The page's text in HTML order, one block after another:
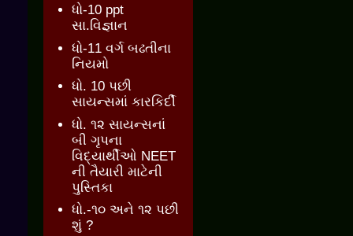
ધો-10 ppt
સા.વિજ્ઞાન
ધો-11 વર્ગ બઢતીના
નિયમો
ધો. 10 પછી
સાયન્સમાં કારકિર્દી
ધો. ૧૨ સાયન્સનાં
બી ગૃપના
વિદ્યાર્થીઓ NEET
ની તૈયારી માટેની
પુસ્તિકા
ધો.-૧૦ અને ૧૨ પછી
શું ?